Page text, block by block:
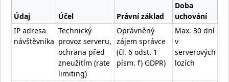
Údaj Účel Právní základ
Doba
uchování
IP adresa
návštěvníka
Technický
provoz serveru,
ochrana před
zneužitím (rate
limiting)
Oprávněný
zájem správce
(čl. 6 odst. 1
písm. f) GDPR)
Max. 30 dní
v
serverových
lozích